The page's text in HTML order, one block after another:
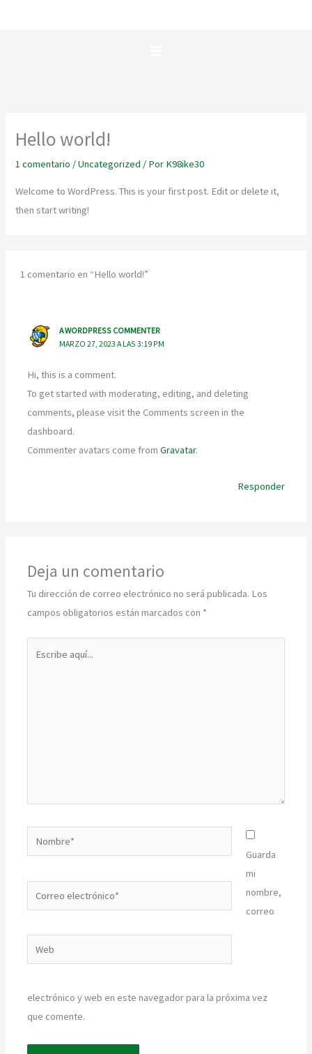
Hello world!
1 comentario /Uncategorized / Por K98ike30
Welcome to WordPress. This is your first post. Edit or delete it,
then start writing!
1 comentario en “Hello world!”
A WORDPRESS COMMENTER
MARZO 27, 2023 A LAS 3:19 PM
Hi, this is a comment.
To get started with moderating, editing, and deleting
comments, please visit the Comments screen in the
dashboard.
Commenter avatars come fromGravatar.
Responder
Deja un comentario
Tu dirección de correo electrónico no será publicada. Los
campos obligatorios están marcados con *
Nombre*
electrónico*
Guarda
mi
nombre,
correo
electrónico y web en este navegador para la próxima vez
que comente.